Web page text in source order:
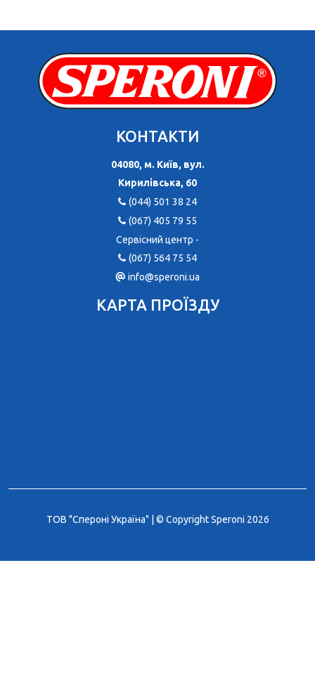
КОНТАКТИ
04080, м. Київ, вул.
Кирилівська, 60
(044) 501 38 24
(067) 405 79 55
Сервісний центр -
(067) 564 75 54
info@speroni.ua
КАРТА ПРОЇЗДУ
ТОВ "Спероні Україна" | © Copyright Speroni 2026